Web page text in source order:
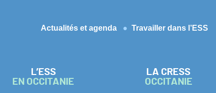
Actualités et agenda
Travailler dans l’ESS
L’ESS
EN OCCITANIE
LA CRESS
OCCITANIE